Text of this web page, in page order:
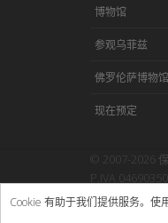
博物馆
参观乌菲兹
佛罗伦萨博物馆
现在预定
© 2007-2026
P.IVA
使用本网站即
Cookie 有助于我们提供服务。使